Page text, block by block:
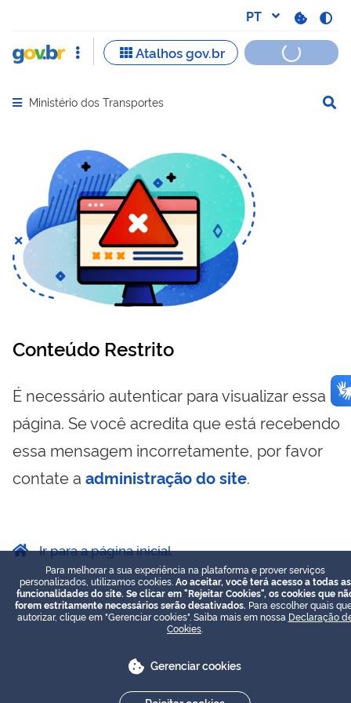
Abrir menu principal de navegação
Ministério dos Transportes
Conteúdo Restrito
É necessário autenticar para visualizar essa
página. Se você acredita que está recebendo
essa mensagem incorretamente, por favor
contate a administração do site.
Ir para a página inicial
Para melhorar a sua experiência na plataforma e prover serviços
personalizados, utilizamos cookies. Ao aceitar, você terá acesso a todas as
funcionalidades do site. Se clicar em "Rejeitar Cookies", os cookies que
forem estritamente necessários serão desativados. Para escolher quais
autorizar, clique em "Gerenciar cookies". Saiba mais em nossa Declaração
Cookies
Gerenciar cookies